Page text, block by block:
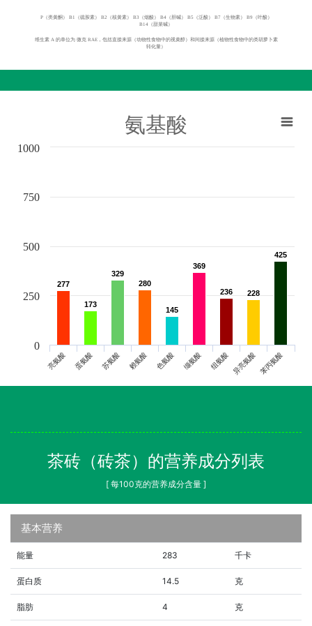
P（类黄酮） B1（硫胺素） B2（核黄素） B3（烟酸） B4（胆碱） B5（泛酸） B7（生物素） B9（叶酸）
B14（甜菜碱）
维生素 A 的单位为 微克 RAE，包括直接来源（动物性食物中的视黄醇）和间接来源（植物性食物中的类胡萝卜素
转化量）
氨基酸
277
277
173
173
329
329
280
280
145
145
369
369
236
236 228
228
425
425
亮氨酸 蛋氨酸 苏氨酸 赖氨酸 色氨酸 缬氨酸 组氨酸 异亮氨酸苯丙氨酸
0
250
500
750
1000
茶砖（砖茶）的营养成分列表
[ 每100克的营养成分含量 ]
基本营养
能量 283 千卡
蛋白质 14.5 克
脂肪 4 克